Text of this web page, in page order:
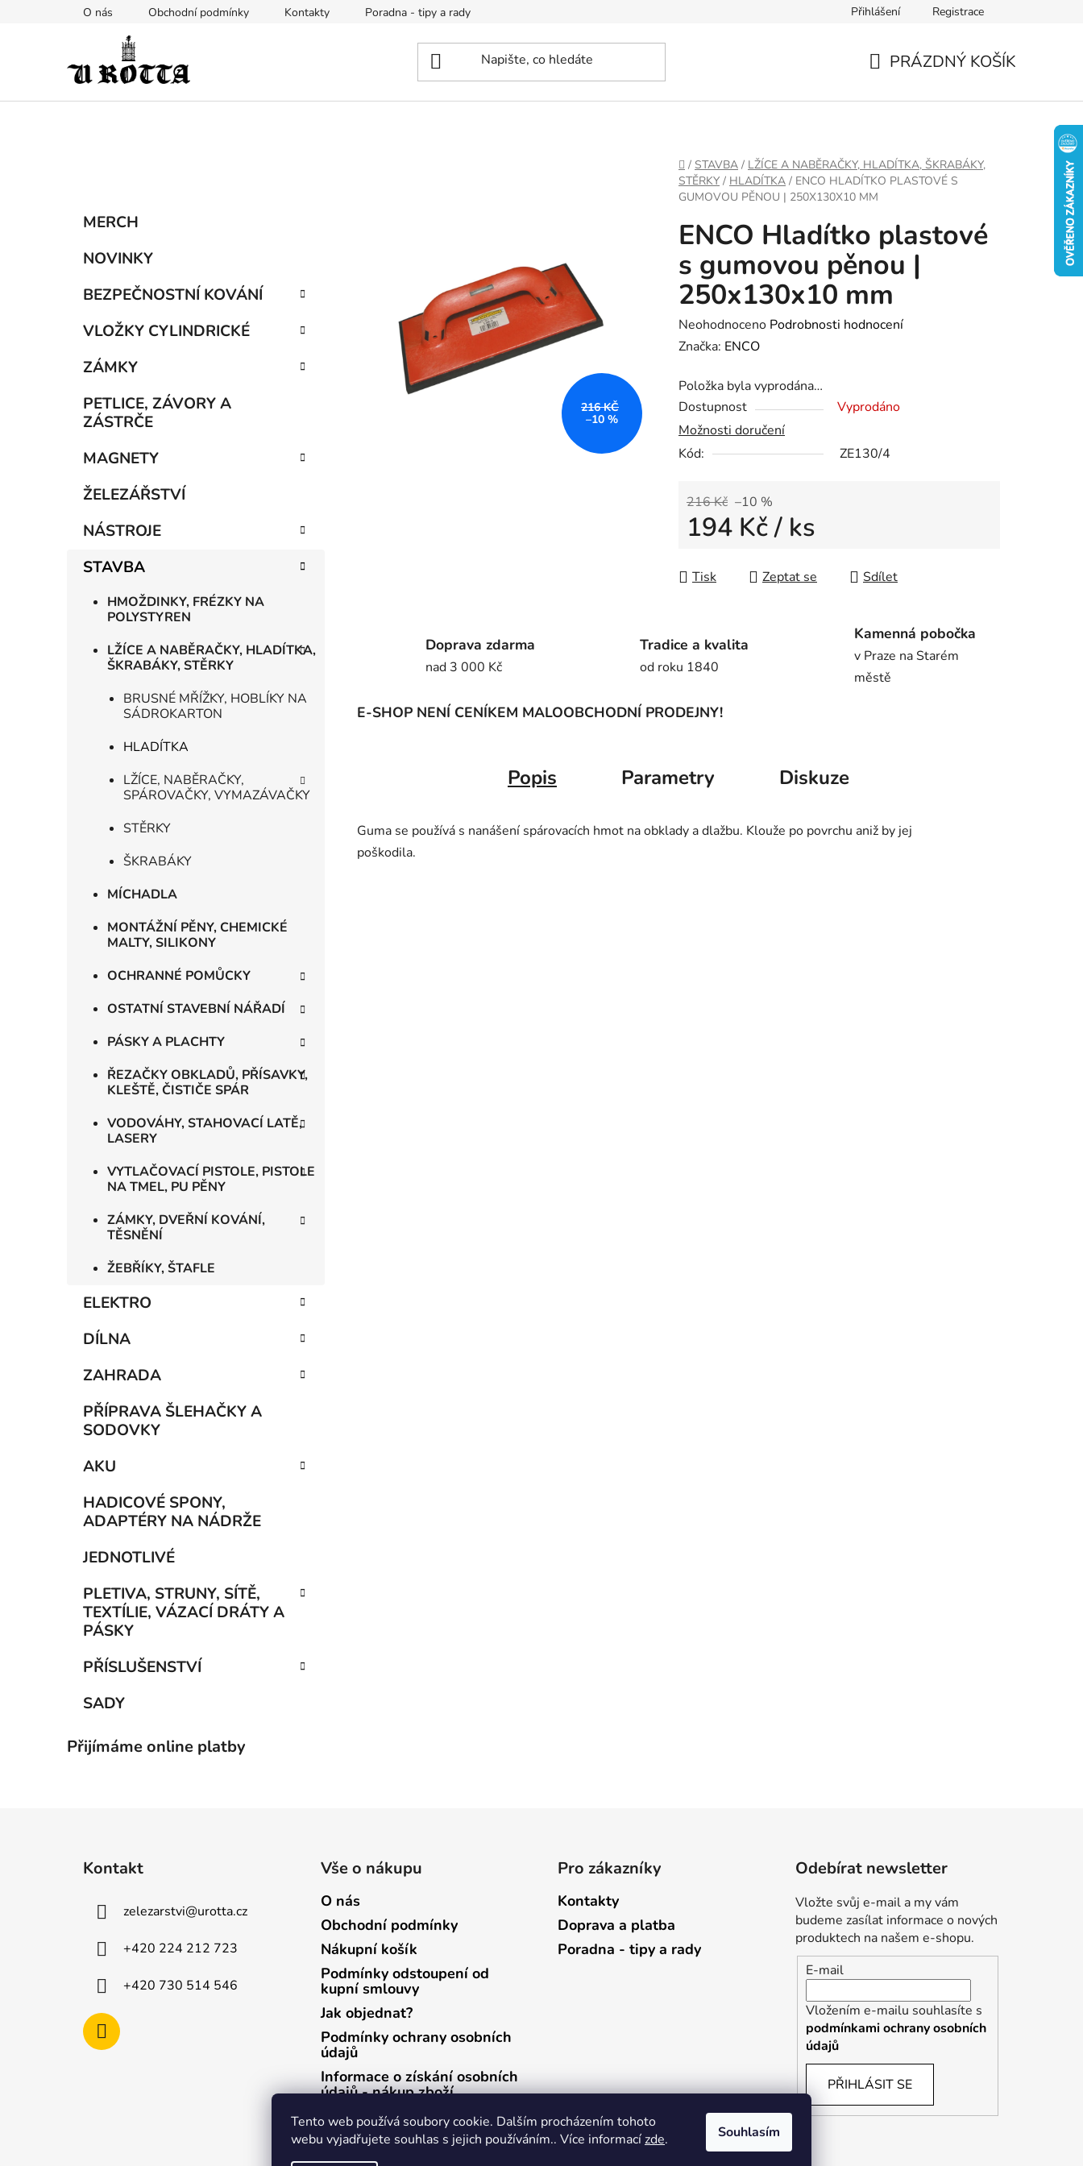
Tento web používá soubory cookie. Dalším procházením tohoto
webu vyjadřujete souhlas s jejich používáním.. Více informacízde. Souhlasím
O nás Obchodní podmínky Kontakty Poradna - tipy a rady Přihlášení Registrace
PRÁZDNÝ KOŠÍK
DOMŮ
/ STAVBA / LŽÍCE A NABĚRAČKY, HLADÍTKA, ŠKRABÁKY,
STĚRKY / HLADÍTKA / ENCO HLADÍTKO PLASTOVÉ S
GUMOVOU PĚNOU | 250X130X10 MM
Přeskočit
kategorie
MERCH
NOVINKY
BEZPEČNOSTNÍ KOVÁNÍ
VLOŽKY CYLINDRICKÉ
ZÁMKY
PETLICE, ZÁVORY A
ZÁSTRČE
MAGNETY
ŽELEZÁŘSTVÍ
NÁSTROJE
STAVBA
HMOŽDINKY, FRÉZKY NA
POLYSTYREN
LŽÍCE A NABĚRAČKY, HLADÍTKA,
ŠKRABÁKY, STĚRKY
BRUSNÉ MŘÍŽKY, HOBLÍKY NA
SÁDROKARTON
HLADÍTKA
LŽÍCE, NABĚRAČKY,
SPÁROVAČKY, VYMAZÁVAČKY
STĚRKY
ŠKRABÁKY
MÍCHADLA
MONTÁŽNÍ PĚNY, CHEMICKÉ
MALTY, SILIKONY
OCHRANNÉ POMŮCKY
OSTATNÍ STAVEBNÍ NÁŘADÍ
PÁSKY A PLACHTY
ŘEZAČKY OBKLADŮ, PŘÍSAVKY,
KLEŠTĚ, ČISTIČE SPÁR
VODOVÁHY, STAHOVACÍ LATĚ,
LASERY
VYTLAČOVACÍ PISTOLE, PISTOLE
NA TMEL, PU PĚNY
ZÁMKY, DVEŘNÍ KOVÁNÍ,
TĚSNĚNÍ
ŽEBŘÍKY, ŠTAFLE
ELEKTRO
DÍLNA
ZAHRADA
PŘÍPRAVA ŠLEHAČKY A
SODOVKY
AKU
HADICOVÉ SPONY,
ADAPTÉRY NA NÁDRŽE
JEDNOTLIVÉ
PLETIVA, STRUNY, SÍTĚ,
TEXTÍLIE, VÁZACÍ DRÁTY A
PÁSKY
PŘÍSLUŠENSTVÍ
SADY
Přijímáme online platby
ENCO Hladítko plastové
s gumovou pěnou |
250x130x10 mm
Průměrné
hodnocení
je
0,0
z
5
Neohodnoceno Podrobnosti hodnocení
Značka: ENCO
Položka byla vyprodána…
Dostupnost
Vyprodáno
Možnosti doručení
Kód:
ZE130/4
216 Kč –10 %
194 Kč/ ks
Tisk
Zeptat se Sdílet
216 KČ
–10 %
Doprava zdarma
nad 3 000 Kč
Tradice a kvalita
od roku 1840
Kamenná pobočka
v Praze na Starém
městě
E-SHOP NENÍ CENÍKEM MALOOBCHODNÍ PRODEJNY!
Popis Parametry Diskuze
Guma se používá s nanášení spárovacích hmot na obklady a dlažbu. Klouže po povrchu aniž by jej
poškodila.
Kontakt
zelezarstvi@urotta.cz
+420 224 212 723
+420 730 514 546
Vše o nákupu
O nás
Obchodní podmínky
Nákupní košík
Podmínky odstoupení od
kupní smlouvy
Jak objednat?
Podmínky ochrany osobních
údajů
Informace o získání osobních
údajů - nákup zboží
Informace o získání osobních
údajů - zasílání newsletterů
Pro zákazníky
Kontakty
Doprava a platba
Poradna - tipy a rady
Odebírat newsletter
Vložte svůj e-mail a my vám
budeme zasílat informace o nových
produktech na našem e-shopu.
E-mail
Vložením e-mailu souhlasíte s
podmínkami ochrany osobních
údajů
PŘIHLÁSIT SE